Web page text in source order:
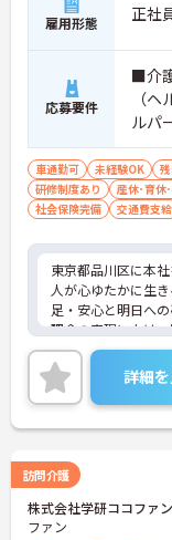
雇用形態 正社
応募要件
■介
（
ルパ
以上
車通勤可 未経験OK
研修制度あり
産休･育休
社会保険完備
交通費支給
東京都品川区に本
人が心ゆたかに生
足・安心と明日へ
理念の実現に向け
す。
ご興味のある方には
に詳細をお話しい
さい！
詳細
訪問介護
株式会社学研ココファ
ファン